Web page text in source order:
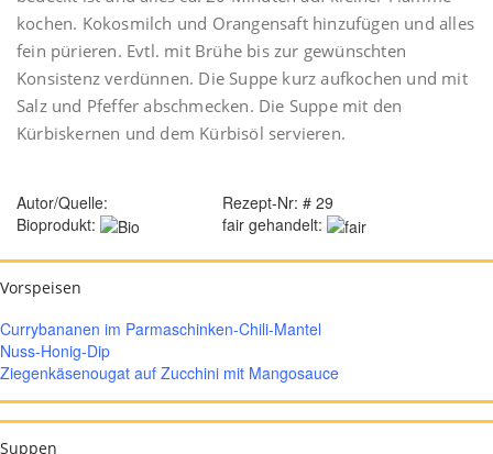
kochen. Kokosmilch und Orangensaft hinzufügen und alles
fein pürieren. Evtl. mit Brühe bis zur gewünschten
Konsistenz verdünnen. Die Suppe kurz aufkochen und mit
Salz und Pfeffer abschmecken. Die Suppe mit den
Kürbiskernen und dem Kürbisöl servieren.
Autor/Quelle:
Rezept-Nr: # 29
Bioprodukt:
fair gehandelt:
Vorspeisen
Currybananen im Parmaschinken-Chili-Mantel
Nuss-Honig-Dip
Ziegenkäsenougat auf Zucchini mit Mangosauce
Suppen